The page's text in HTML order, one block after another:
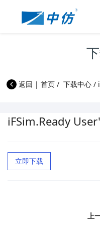
返回 |首页 / 下载中心 /
iFSim.Ready
立即下载
上